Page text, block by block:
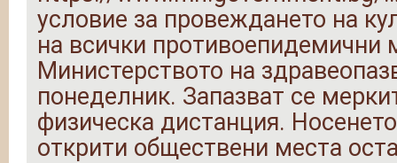
условие за провеждането на
на всички противоепидемични
Министерството на
понеделник. Запазват се
физическа дистанция.
открити обществени места